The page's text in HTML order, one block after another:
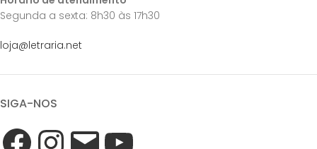
Segunda a sexta: 8h30 às 17h30
loja@letraria.net
SIGA-NOS